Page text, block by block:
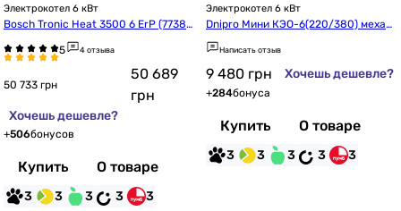
Электрокотел 6 кВт
Bosch Tronic Heat 3500 6 ErP (77385
4 отзыва
50 733 грн
50 689
грн
Хочешь дешевле?
+506бонусов
Купить О товаре
3 3 3 3 3
Электрокотел 6 кВт
Dnipro Мини КЭО-6(220/380) механ
ический без насоса
Написать отзыв
9 480 грн Хочешь дешевле?
+284бонуса
Купить О товаре
3 3 3 3 3